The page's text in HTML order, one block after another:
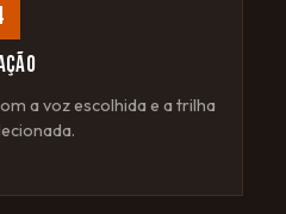
a voz escolhida e a trilha